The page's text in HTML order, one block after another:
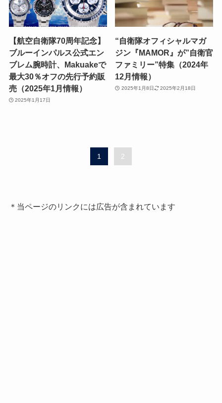
【航空自衛隊70周年記念】
ブルーインパルス公式エン
ブレム腕時計、Makuakeで
最大30％オフの先行予約販
売（2025年1月情報）
2025年1月17日
“自衛隊オフィシャルマガ
ジン『MAMOR』が”自衛官
ファミリー”特集（2024年
12月情報）
2025年1月8日 2025年2月18日
1 2
＊当ページのリンクには広告が含まれています